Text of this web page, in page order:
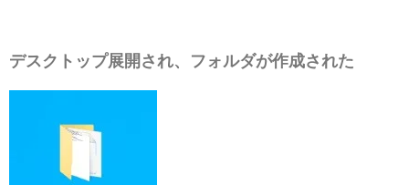
デスクトップ展開され、フォルダが作成された